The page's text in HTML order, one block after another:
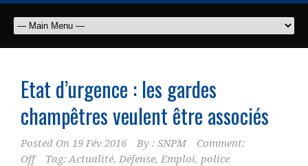
Etat d’urgence : les gardes
champêtres veulent être associés
Posted On 19 Fév 2016 By : SNPM
Comment:
Off
Tag:Actualité, Défense, Emploi, police